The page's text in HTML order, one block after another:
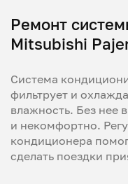
Ремонт
Mitsubishi
Система
фильтрует и
влажность. Без нее
и некомфортно.
кондиционера
сделать поездки